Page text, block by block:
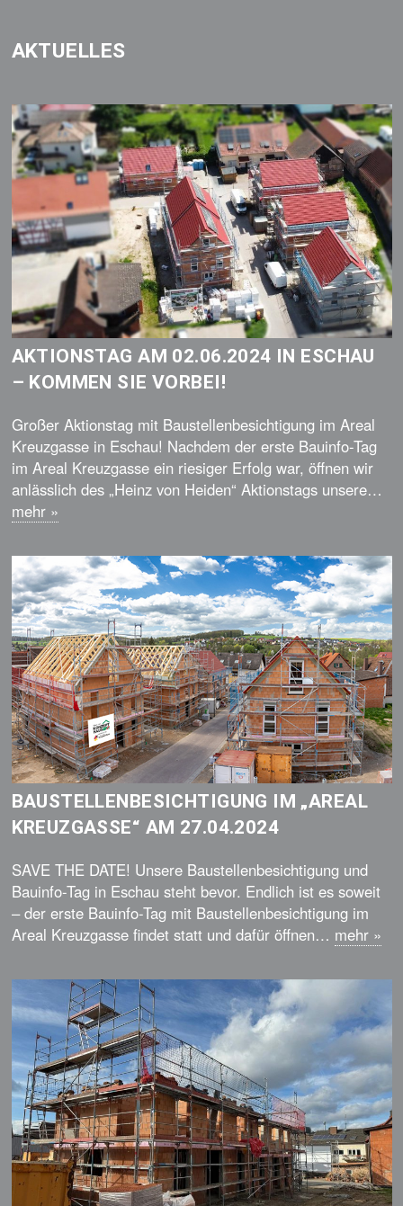
AKTUELLES
AKTIONSTAG AM 02.06.2024 IN ESCHAU
– KOMMEN SIE VORBEI!
Großer Aktionstag mit Baustellenbesichtigung im Areal
Kreuzgasse in Eschau! Nachdem der erste Bauinfo-Tag
im Areal Kreuzgasse ein riesiger Erfolg war, öffnen wir
anlässlich des „Heinz von Heiden“ Aktionstags unsere…
mehr»
BAUSTELLENBESICHTIGUNG IM „AREAL
KREUZGASSE“ AM 27.04.2024
SAVE THE DATE! Unsere Baustellenbesichtigung und
Bauinfo-Tag in Eschau steht bevor. Endlich ist es soweit
– der erste Bauinfo-Tag mit Baustellenbesichtigung im
Areal Kreuzgasse findet statt und dafür öffnen… mehr»